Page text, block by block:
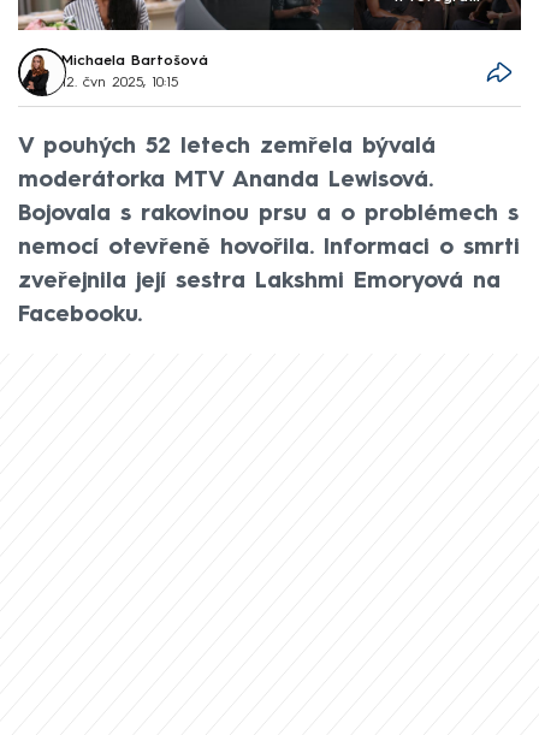
Michaela Bartošová
12. čvn 2025, 10:15
V pouhých 52 letech zemřela bývalá
moderátorka MTV Ananda Lewisová.
Bojovala s rakovinou prsu a o problémech s
nemocí otevřeně hovořila. Informaci o smrti
zveřejnila její sestra Lakshmi Emoryová na
Facebooku.